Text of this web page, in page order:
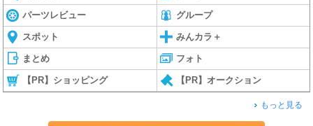
パーツレビュー グループ
スポット みんカラ＋
まとめ フォト
【PR】ショッピング 【PR】オークション
もっと見る